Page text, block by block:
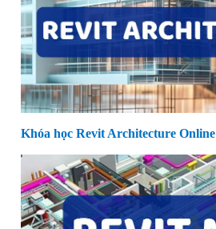
Khóa học Revit Architecture Online